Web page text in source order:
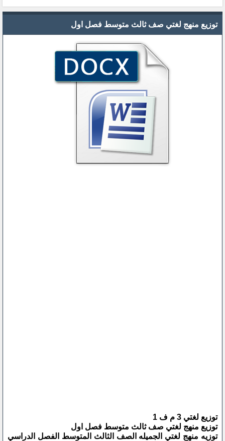
توزيع منهج لغتي صف ثالث متوسط فصل اول
توزيع لغتي 3 م ف 1
توزيع منهج لغتي صف ثالث متوسط فصل اول
توزيه منهج لغتي الجميله الصف الثالث المتوسط الفصل الدراسي